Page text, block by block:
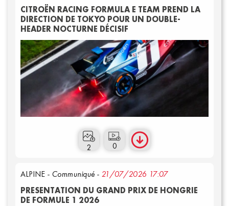
CITROËN RACING FORMULA E TEAM PREND LA
DIRECTION DE TOKYO POUR UN DOUBLE-
HEADER NOCTURNE DÉCISIF
0
2
ALPINE - Communiqué - 21/07/2026 17:07
PRESENTATION DU GRAND PRIX DE HONGRIE
DE FORMULE 1 2026